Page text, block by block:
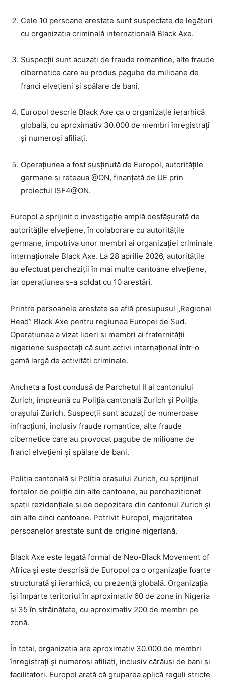
Cele 10 persoane arestate sunt suspectate de legături
cu organizația criminală internațională Black Axe.
Suspecții sunt acuzați de fraude romantice, alte fraude
cibernetice care au produs pagube de milioane de
franci elvețieni și spălare de bani.
Europol descrie Black Axe ca o organizație ierarhică
globală, cu aproximativ 30.000 de membri înregistrați
și numeroși afiliați.
Operațiunea a fost susținută de Europol, autoritățile
germane și rețeaua @ON, finanțată de UE prin
proiectul ISF4@ON.
Europol a sprijinit o investigație amplă desfășurată de
autoritățile elvețiene, în colaborare cu autoritățile
germane, împotriva unor membri ai organizației criminale
internaționale Black Axe. La 28 aprilie 2026, autoritățile
au efectuat percheziții în mai multe cantoane elvețiene,
iar operațiunea s-a soldat cu 10 arestări.
Printre persoanele arestate se află presupusul „Regional
Head” Black Axe pentru regiunea Europei de Sud.
Operațiunea a vizat lideri și membri ai fraternității
nigeriene suspectați că sunt activi internațional într-o
gamă largă de activități criminale.
Ancheta a fost condusă de Parchetul II al cantonului
Zurich, împreună cu Poliția cantonală Zurich și Poliția
orașului Zurich. Suspecții sunt acuzați de numeroase
infracțiuni, inclusiv fraude romantice, alte fraude
cibernetice care au provocat pagube de milioane de
franci elvețieni și spălare de bani.
Poliția cantonală și Poliția orașului Zurich, cu sprijinul
forțelor de poliție din alte cantoane, au percheziționat
spații rezidențiale și de depozitare din cantonul Zurich și
din alte cinci cantoane. Potrivit Europol, majoritatea
persoanelor arestate sunt de origine nigeriană.
Black Axe este legată formal de Neo-Black Movement of
Africa și este descrisă de Europol ca o organizație foarte
structurată și ierarhică, cu prezență globală. Organizația
își împarte teritoriul în aproximativ 60 de zone în Nigeria
și 35 în străinătate, cu aproximativ 200 de membri pe
zonă.
În total, organizația are aproximativ 30.000 de membri
înregistrați și numeroși afiliați, inclusiv cărăuși de bani și
facilitatori. Europol arată că gruparea aplică reguli stricte